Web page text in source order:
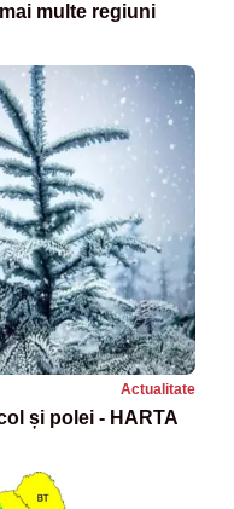
multe regiuni
Actualitate
și polei - HARTA